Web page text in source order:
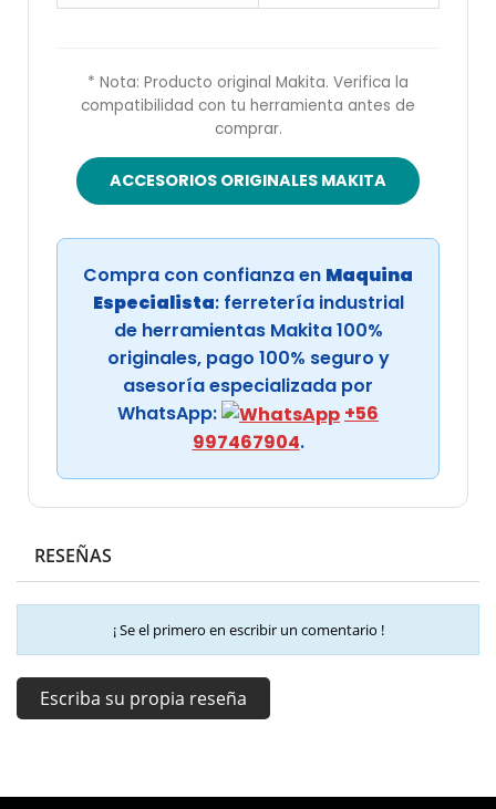
* Nota: Producto original Makita. Verifica la
compatibilidad con tu herramienta antes de
comprar.
ACCESORIOS ORIGINALES MAKITA
Compra con confianza en Maquina
Especialista: ferretería industrial
de herramientas Makita 100%
originales, pago 100% seguro y
asesoría especializada por
WhatsApp:
+56
997467904.
RESEÑAS
¡ Se el primero en escribir un comentario !
Escriba su propia reseña